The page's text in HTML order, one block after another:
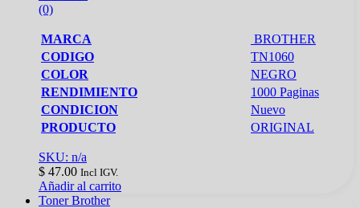
(0)
MARCA
BROTHER
CODIGO
TN1060
COLOR
NEGRO
RENDIMIENTO
1000 Paginas
CONDICION
Nuevo
PRODUCTO
ORIGINAL
SKU: n/a
$ 47.00 Incl IGV.
Añadir al carrito
Toner Brother